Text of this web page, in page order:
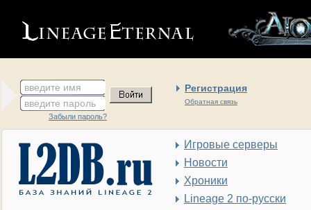
введите имя Регистрация
Обратная связь
введите пароль
Забыли пароль?
Игровые серверы
Новости
Хроники
Lineage 2 по-русски